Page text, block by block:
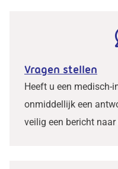
Vragen stellen
Heeft u een medisch-
onmiddellijk een
veilig een bericht